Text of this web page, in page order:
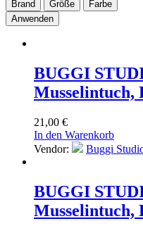
Brand Größe
Farbe
Anwenden
BUGGI
Musselintuch,
21,00 €
In den Warenkorb
Vendor:
Buggi
BUGGI
Musselintuch,